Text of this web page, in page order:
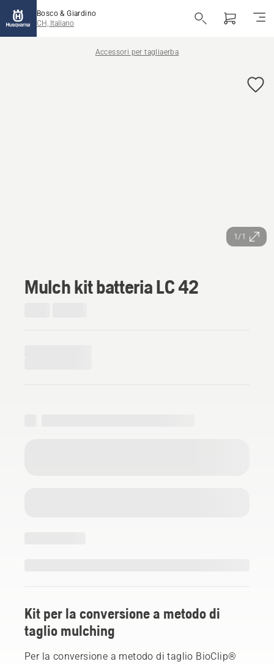
Bosco & Giardino
CH, Italiano
Accessori per tagliaerba
1/1
Mulch kit batteria LC 42
Kit per la conversione a metodo di
taglio mulching
Per la conversione a metodo di taglio BioClip®